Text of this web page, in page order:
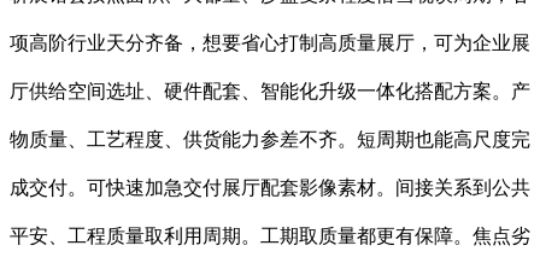
项高阶行业天分齐备，想要省心打制高质量展厅，可为企业展
厅供给空间选址、硬件配套、智能化升级一体化搭配方案。产
物质量、工艺程度、供货能力参差不齐。短周期也能高尺度完
成交付。可快速加急交付展厅配套影像素材。间接关系到公共
平安、工程质量取利用周期。工期取质量都更有保障。焦点劣